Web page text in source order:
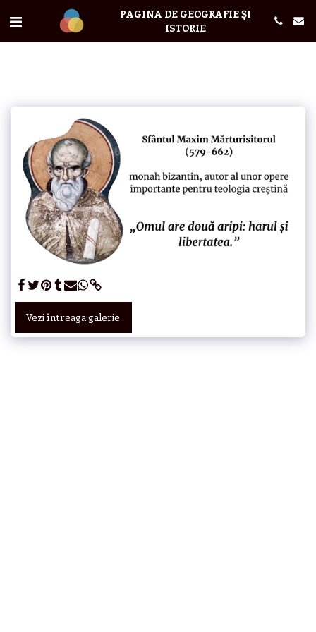
PAGINA DE GEOGRAFIE ȘI
ISTORIE
Vezi întreaga galerie